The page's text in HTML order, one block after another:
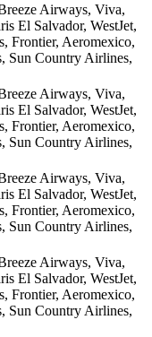
Airways, Viva,
El Salvador, WestJet,
Frontier, Aeromexico,
Sun Country Airlines,
Airways, Viva,
El Salvador, WestJet,
Frontier, Aeromexico,
Sun Country Airlines,
Airways, Viva,
El Salvador, WestJet,
Frontier, Aeromexico,
Sun Country Airlines,
Airways, Viva,
El Salvador, WestJet,
Frontier, Aeromexico,
Sun Country Airlines,